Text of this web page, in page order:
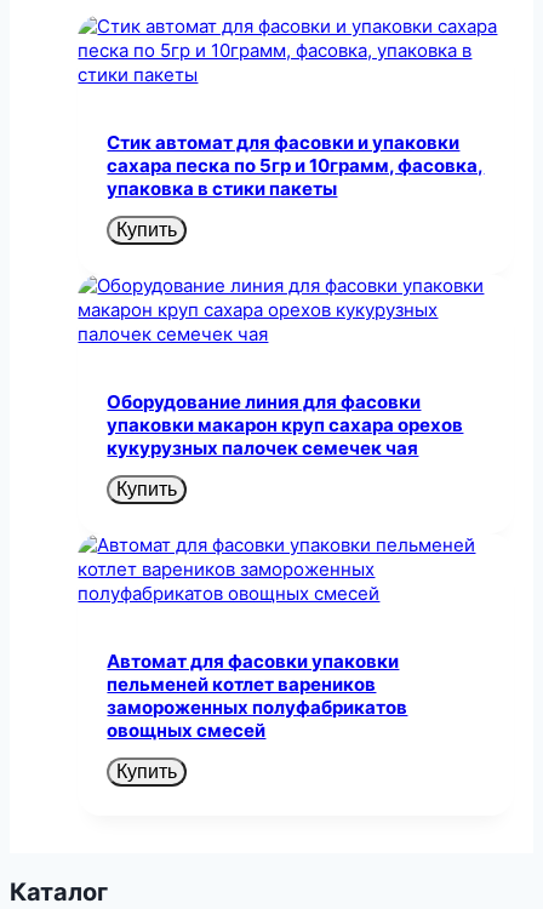
Стик автомат для фасовки и упаковки
сахара песка по 5гр и 10грамм, фасовка,
упаковка в стики пакеты
Купить
Оборудование линия для фасовки
упаковки макарон круп сахара орехов
кукурузных палочек семечек чая
Купить
Автомат для фасовки упаковки
пельменей котлет вареников
замороженных полуфабрикатов
овощных смесей
Купить
Каталог